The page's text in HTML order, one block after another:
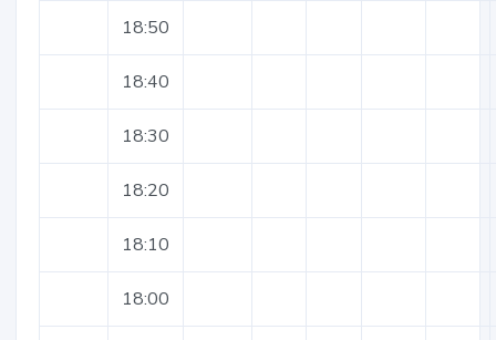
18:50
18:40
18:30
18:20
18:10
18:00